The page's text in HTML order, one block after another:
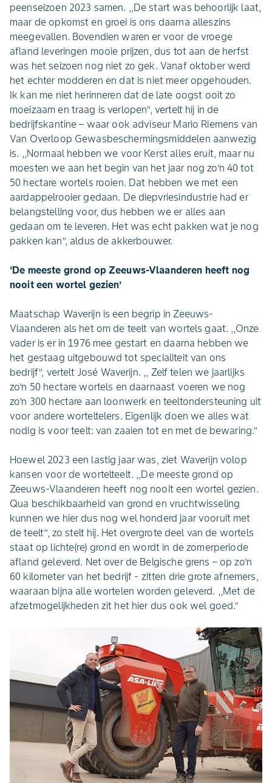
peenseizoen 2023 samen. ,,De start was behoorlijk laat,
maar de opkomst en groei is ons daarna alleszins
meegevallen. Bovendien waren er voor de vroege
afland leveringen mooie prijzen, dus tot aan de herfst
was het seizoen nog niet zo gek. Vanaf oktober werd
het echter modderen en dat is niet meer opgehouden.
Ik kan me niet herinneren dat de late oogst ooit zo
moeizaam en traag is verlopen’’, vertelt hij in de
bedrijfskantine – waar ook adviseur Mario Riemens van
Van Overloop Gewasbeschermingsmiddelen aanwezig
is. ,,Normaal hebben we voor Kerst alles eruit, maar nu
moesten we aan het begin van het jaar nog zo’n 40 tot
50 hectare wortels rooien. Dat hebben we met een
aardappelrooier gedaan. De diepvriesindustrie had er
belangstelling voor, dus hebben we er alles aan
gedaan om te leveren. Het was echt pakken wat je nog
pakken kan’’, aldus de akkerbouwer.
‘De meeste grond op Zeeuws-Vlaanderen heeft nog
nooit een wortel gezien’
Maatschap Waverijn is een begrip in Zeeuws-
Vlaanderen als het om de teelt van wortels gaat. ,,Onze
vader is er in 1976 mee gestart en daarna hebben we
het gestaag uitgebouwd tot specialiteit van ons
bedrijf’’, vertelt José Waverijn. ,, Zelf telen we jaarlijks
zo’n 50 hectare wortels en daarnaast voeren we nog
zo’n 300 hectare aan loonwerk en teeltondersteuning uit
voor andere worteltelers. Eigenlijk doen we alles wat
nodig is voor teelt: van zaaien tot en met de bewaring.’’
Hoewel 2023 een lastig jaar was, ziet Waverijn volop
kansen voor de wortelteelt. ,,De meeste grond op
Zeeuws-Vlaanderen heeft nog nooit een wortel gezien.
Qua beschikbaarheid van grond en vruchtwisseling
kunnen we hier dus nog wel honderd jaar vooruit met
de teelt’’, zo stelt hij. Het overgrote deel van de wortels
staat op lichte(re) grond en wordt in de zomerperiode
afland geleverd. Net over de Belgische grens – op zo’n
60 kilometer van het bedrijf - zitten drie grote afnemers,
waaraan bijna alle wortelen worden geleverd. ,,Met de
afzetmogelijkheden zit het hier dus ook wel goed.’’